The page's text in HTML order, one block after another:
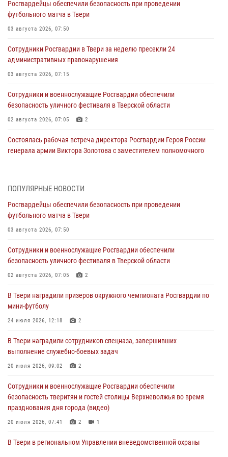
Росгвардейцы обеспечили безопасность при проведении
футбольного матча в Твери
03 августа 2026, 07:50
Сотрудники Росгвардии в Твери за неделю пресекли 24
административных правонарушения
03 августа 2026, 07:15
Сотрудники и военнослужащие Росгвардии обеспечили
безопасность уличного фестиваля в Тверской области
02 августа 2026, 07:05 2
Состоялась рабочая встреча директора Росгвардии Героя России
генерала армии Виктора Золотова с заместителем полномочного
31 июля 2026, 05:42 4
Росгвардейцы в Твери приняли участие в молебне, посвященном
Дню Крещения Руси
28 июля 2026, 11:30
Сотрудники вневедомственной охраны совершили 250 выездов и
пресекли 20 правонарушений за неделю в Тверской области
27 июля 2026, 08:29
В Твери наградили призеров окружного чемпионата Росгвардии по
мини-футболу
24 июля 2026, 12:18 2
Росгвардейцы оказали помощь водителю на дороге в городе Кашин
22 июля 2026, 08:35
ПОПУЛЯРНЫЕ НОВОСТИ
Росгвардейцы обеспечили безопасность при проведении
футбольного матча в Твери
03 августа 2026, 07:50
Сотрудники и военнослужащие Росгвардии обеспечили
безопасность уличного фестиваля в Тверской области
02 августа 2026, 07:05 2
В Твери наградили призеров окружного чемпионата Росгвардии по
мини-футболу
24 июля 2026, 12:18 2
В Твери наградили сотрудников спецназа, завершивших
выполнение служебно-боевых задач
20 июля 2026, 09:02 2
Сотрудники и военнослужащие Росгвардии обеспечили
безопасность тверитян и гостей столицы Верхневолжья во время
празднования дня города (видео)
20 июля 2026, 07:41 2 1
В Твери в региональном Управлении вневедомственной охраны